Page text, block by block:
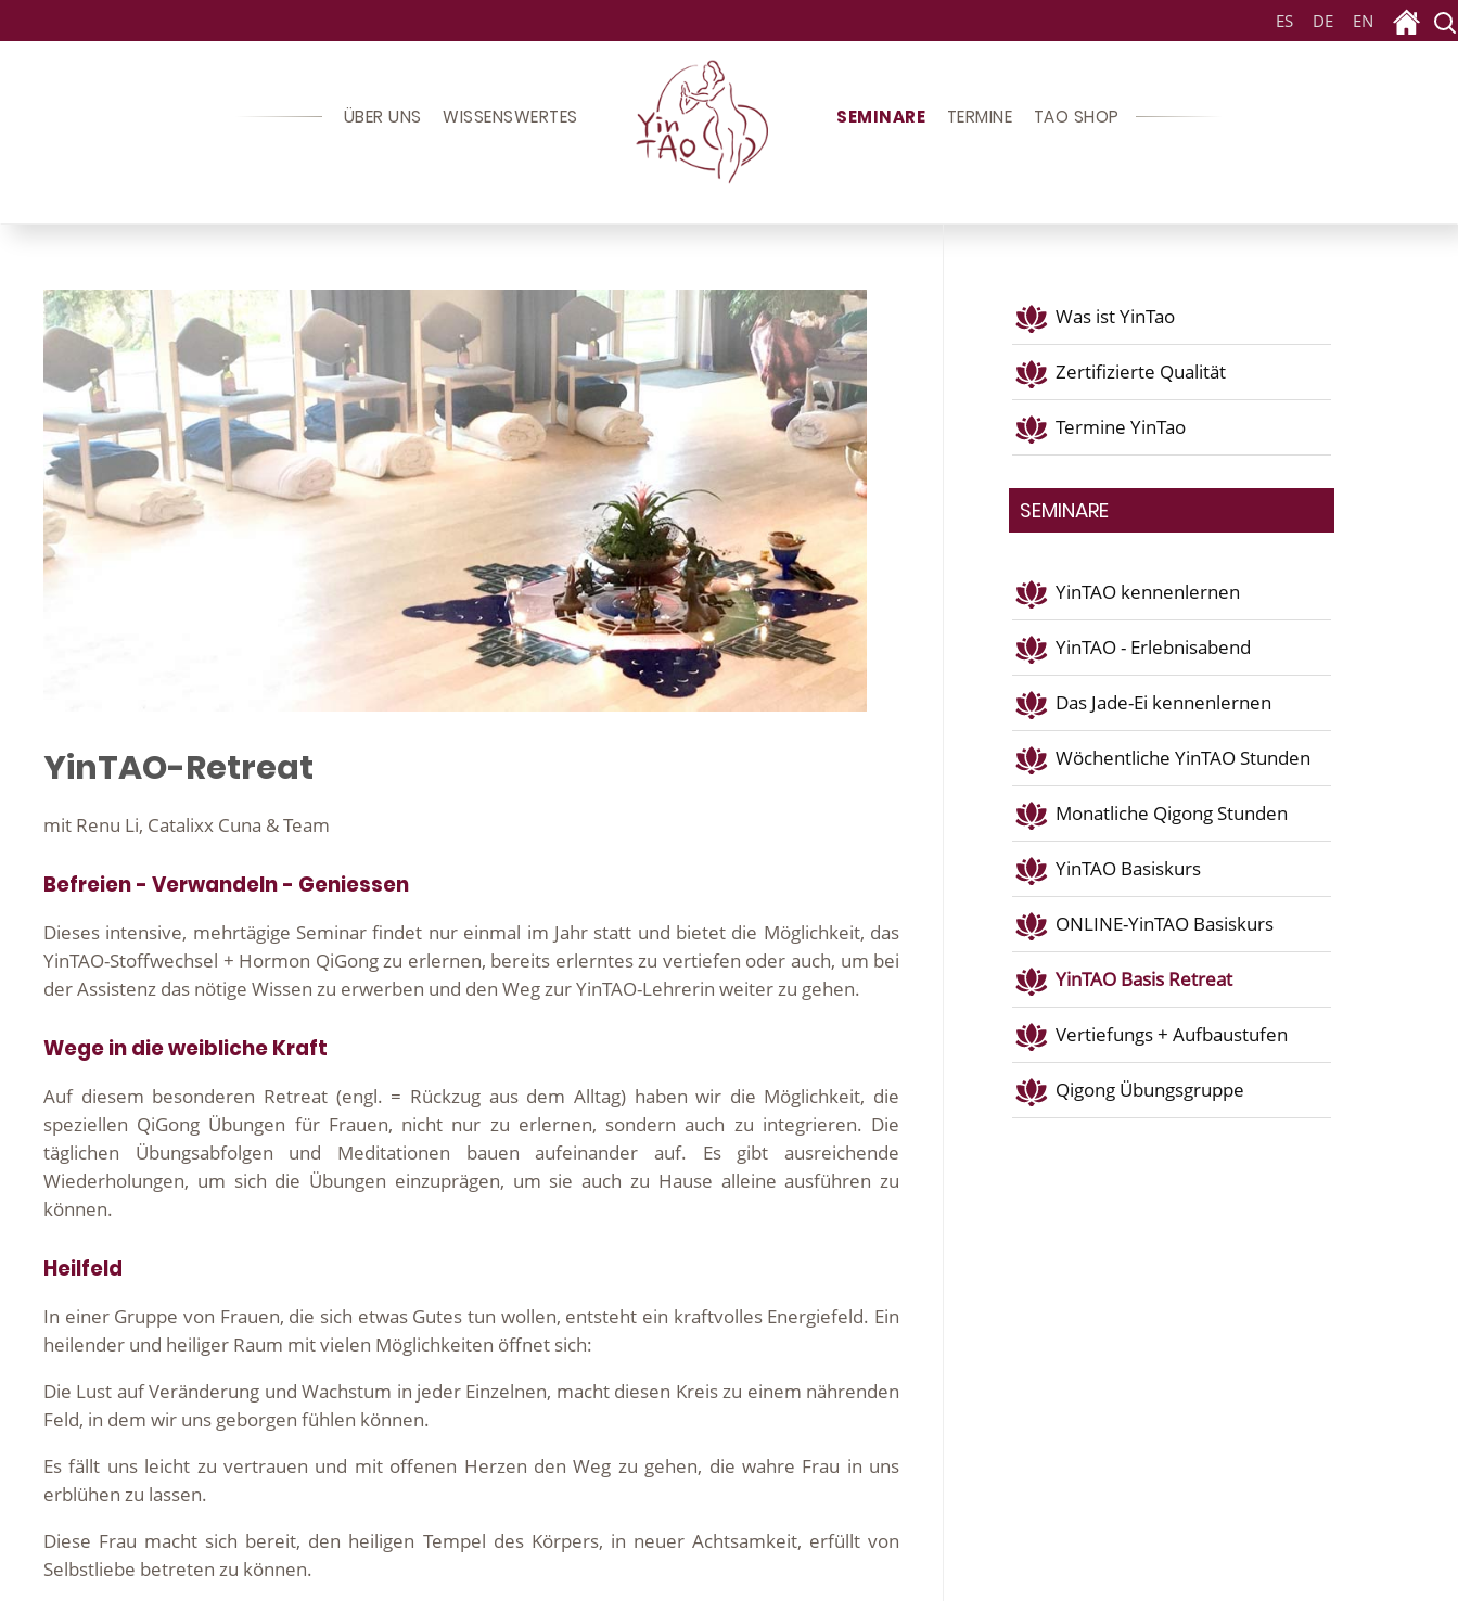
ES DE EN
ÜBER UNS WISSENSWERTES SEMINARE TERMINE TAO SHOP
YinTAO-Retreat
mit Renu Li, Catalixx Cuna & Team
Befreien - Verwandeln - Geniessen
Dieses intensive, mehrtägige Seminar findet nur einmal im Jahr statt und bietet die Möglichkeit, das
YinTAO-Stoffwechsel + Hormon QiGong zu erlernen, bereits erlerntes zu vertiefen oder auch, um bei
der Assistenz das nötige Wissen zu erwerben und den Weg zur YinTAO-Lehrerin weiter zu gehen.
Wege in die weibliche Kraft
Auf diesem besonderen Retreat (engl. = Rückzug aus dem Alltag) haben wir die Möglichkeit, die
speziellen QiGong Übungen für Frauen, nicht nur zu erlernen, sondern auch zu integrieren. Die
täglichen Übungsabfolgen und Meditationen bauen aufeinander auf. Es gibt ausreichende
Wiederholungen, um sich die Übungen einzuprägen, um sie auch zu Hause alleine ausführen zu
können.
Heilfeld
In einer Gruppe von Frauen, die sich etwas Gutes tun wollen, entsteht ein kraftvolles Energiefeld. Ein
heilender und heiliger Raum mit vielen Möglichkeiten öffnet sich:
Die Lust auf Veränderung und Wachstum in jeder Einzelnen, macht diesen Kreis zu einem nährenden
Feld, in dem wir uns geborgen fühlen können.
Es fällt uns leicht zu vertrauen und mit offenen Herzen den Weg zu gehen, die wahre Frau in uns
erblühen zu lassen.
Diese Frau macht sich bereit, den heiligen Tempel des Körpers, in neuer Achtsamkeit, erfüllt von
Selbstliebe betreten zu können.
Was ist YinTao
Zertifizierte Qualität
Termine YinTao
SEMINARE
YinTAO kennenlernen
YinTAO - Erlebnisabend
Das Jade-Ei kennenlernen
Wöchentliche YinTAO Stunden
Monatliche Qigong Stunden
YinTAO Basiskurs
ONLINE-YinTAO Basiskurs
YinTAO Basis Retreat
Vertiefungs + Aufbaustufen
Qigong Übungsgruppe